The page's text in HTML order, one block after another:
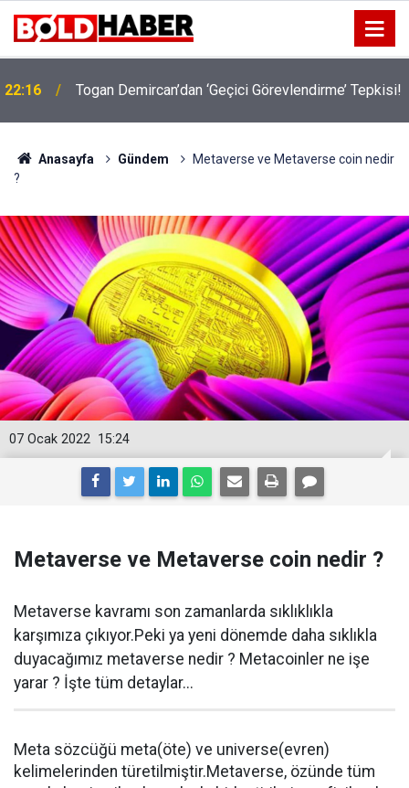
19:32 Sıcak Havalarda Ödem Şikayetini Hafife Almayın!
Anasayfa Gündem
Metaverse ve Metaverse coin nedir
?
15:24
07 Ocak 2022
Metaverse ve Metaverse coin nedir ?
Metaverse kavramı son zamanlarda sıklıklıkla
karşımıza çıkıyor.Peki ya yeni dönemde daha sıklıkla
duyacağımız metaverse nedir ? Metacoinler ne işe
yarar ? İşte tüm detaylar...
Meta sözcüğü meta(öte) ve universe(evren)
kelimelerinden türetilmiştir.Metaverse, özünde tüm